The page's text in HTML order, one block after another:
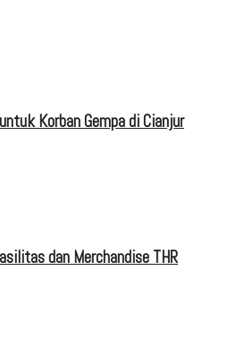
Korban Gempa di Cianjur
dan Merchandise THR